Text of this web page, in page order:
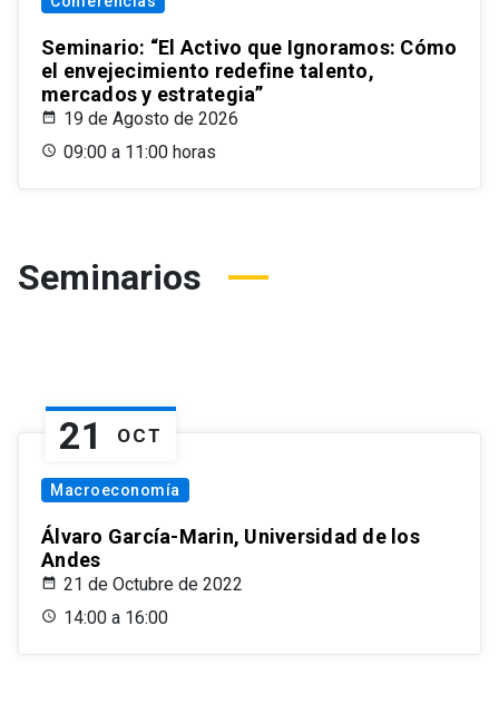
Seminario: “El Activo que Ignoramos: Cómo
el envejecimiento redefine talento,
mercados y estrategia”
19 de Agosto de 2026
09:00 a 11:00 horas
Seminarios
21 OCT
Macroeconomía
Álvaro García-Marin, Universidad de los
Andes
21 de Octubre de 2022
14:00 a 16:00